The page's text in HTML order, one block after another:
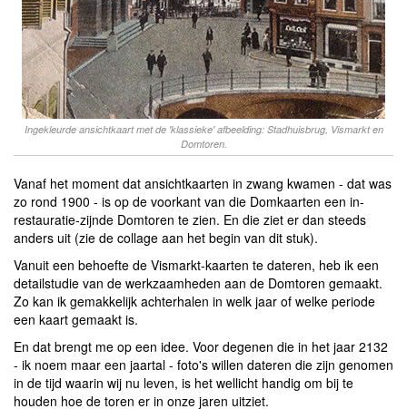
Ingekleurde ansichtkaart met de 'klassieke' afbeelding: Stadhuisbrug, Vismarkt en
Domtoren.
Vanaf het moment dat ansichtkaarten in zwang kwamen - dat was
zo rond 1900 - is op de voorkant van die Domkaarten een in-
restauratie-zijnde Domtoren te zien. En die ziet er dan steeds
anders uit (zie de collage aan het begin van dit stuk).
Vanuit een behoefte de Vismarkt-kaarten te dateren, heb ik een
detailstudie van de werkzaamheden aan de Domtoren gemaakt.
Zo kan ik gemakkelijk achterhalen in welk jaar of welke periode
een kaart gemaakt is.
En dat brengt me op een idee. Voor degenen die in het jaar 2132
- ik noem maar een jaartal - foto's willen dateren die zijn genomen
in de tijd waarin wij nu leven, is het wellicht handig om bij te
houden hoe de toren er in onze jaren uitziet.